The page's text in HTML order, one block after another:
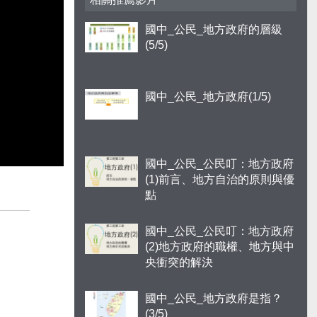
國中_公民_地方政府的層級
(5/5)
國中_公民_地方政府(1/5)
國中_公民_公民叮：地方政府
(1)前言、地方自治的原則與優
點
國中_公民_公民叮：地方政府
(2)地方政府的職權、地方與中
央衝突的解決
國中_公民_地方政府是指？
(3/5)